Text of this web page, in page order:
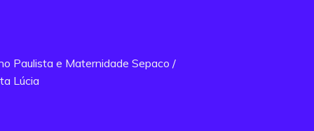
Paulista e Maternidade Sepaco /
Lúcia